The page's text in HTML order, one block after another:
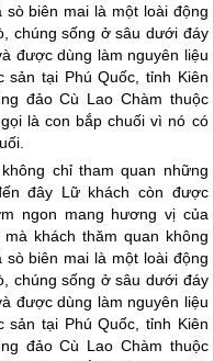
biên mai là một loài động
chúng sống ở sâu dưới đáy
được dùng làm nguyên liệu
tại Phú Quốc, tỉnh Kiên
đảo Cù Lao Chàm thuộc
là con bắp chuối vì nó có
chỉ tham quan những
đây Lữ khách còn được
ngon mang hương vị của
khách thăm quan không
biên mai là một loài động
chúng sống ở sâu dưới đáy
được dùng làm nguyên liệu
sản tại Phú Quốc, tỉnh Kiên
đảo Cù Lao Chàm thuộc